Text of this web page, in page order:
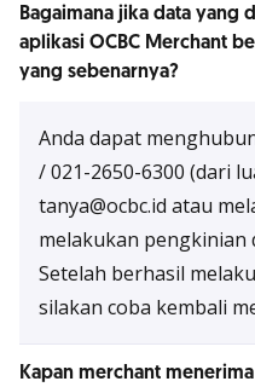
Bagaimana jika data yang
aplikasi OCBC Merchant
yang sebenarnya?
Anda dapat
/ 021-2650-6300 (dari
tanya@ocbc.id atau
melakukan pengkinian
Setelah berhasil
silakan coba kembali
Kapan merchant